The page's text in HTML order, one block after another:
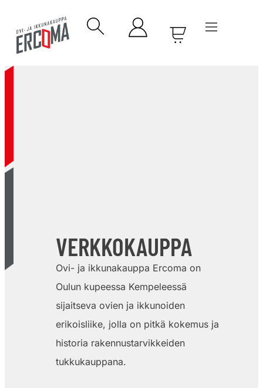
VERKKOKAUPPA
Ovi- ja ikkunakauppa Ercoma on
Oulun kupeessa Kempeleessä
sijaitseva ovien ja ikkunoiden
erikoisliike, jolla on pitkä kokemus ja
historia rakennustarvikkeiden
tukkukauppana.